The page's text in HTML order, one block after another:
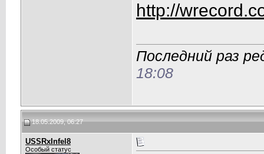
http://
Последний раз
18:08
18.05.2009, 06:27
USSRxInfel8
Особый статус